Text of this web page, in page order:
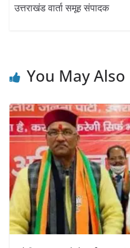
उत्तराखंड वार्ता समूह संपादक
You May Also